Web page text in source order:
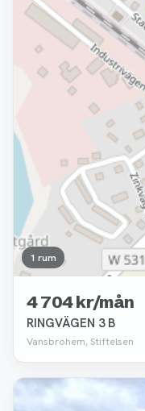
1 rum
4 704 kr/mån
RINGVÄGEN 3 B
Vansbrohem, Stiftelsen